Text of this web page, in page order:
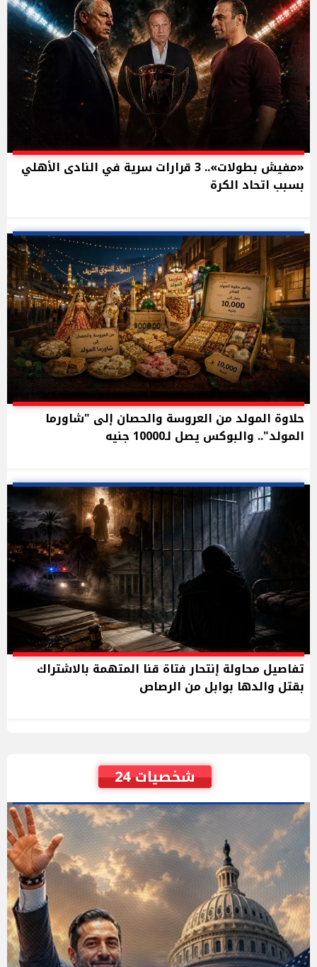
«مفيش بطولات».. 3 قرارات سرية في النادى الأهلي
بسبب اتحاد الكرة
حلاوة المولد من العروسة والحصان إلى "شاورما
المولد".. والبوكس يصل لـ10000 جنيه
تفاصيل محاولة إنتحار فتاة قنا المتهمة بالاشتراك
بقتل والدها بوابل من الرصاص
شخصيات 24